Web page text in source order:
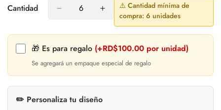
Cantidad
⚠️ Cantidad mínima de
compra: 6 unidades
🎁 Es para regalo (+RD$100.00 por unidad)
Se agregará un empaque especial de regalo
✏️ Personaliza tu diseño